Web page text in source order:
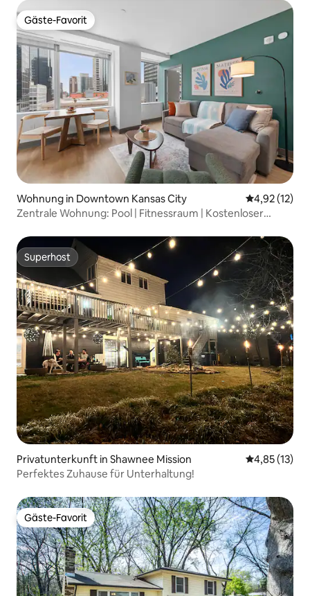
Gäste-Favorit
Gäste-Favorit
Wohnung in Downtown Kansas City
4,92 (12)
Zentrale Wohnung: Pool | Fitnessraum | Kostenloser
Superhost
Superhost
Privatunterkunft in Shawnee Mission
4,85 (13)
Perfektes Zuhause für Unterhaltung!
Gäste-Favorit
Gäste-Favorit